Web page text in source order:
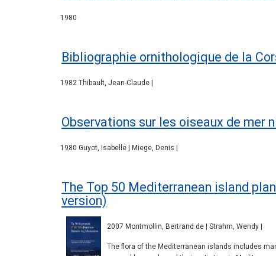
1980
Bibliographie ornithologique de la
1982 Thibault, Jean-Claude |
Observations sur les oiseaux de mer
1980 Guyot, Isabelle | Miege, Denis |
The Top 50 Mediterranean island
version)
2007 Montmollin, Bertrand de | Strahm, Wendy |
The flora of the Mediterranean islands includes